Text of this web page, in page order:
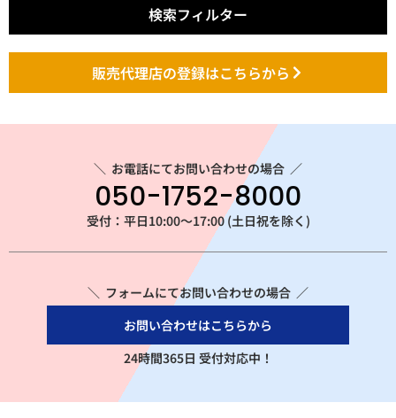
検索フィルター
販売代理店の登録はこちらから
＼ お電話にてお問い合わせの場合 ／
050-1752-8000
受付：平日10:00～17:00 (土日祝を除く)
＼ フォームにてお問い合わせの場合 ／
お問い合わせはこちらから
24時間365日 受付対応中！